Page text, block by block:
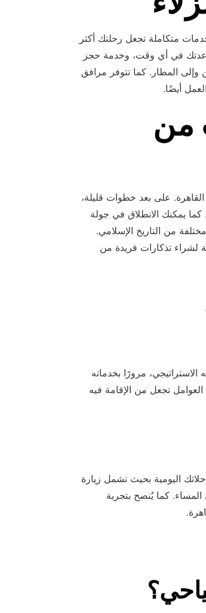
متكاملة تجعل رحلتك أكثر
في أي وقت، وخدمة حجز
المطار. كما تتوفر مرافق
أيضًا.
من
على بعد خطوات قليلة،
يمكنك الانطلاق في جولة
من التاريخ الإسلامي.
لشراء تذكارات فريدة من
مرورًا بخدماته
العوامل تجعل من الإقامة فيه
اليومية بحيث تشمل زيارة
المساء. كما يُنصح بتجربة